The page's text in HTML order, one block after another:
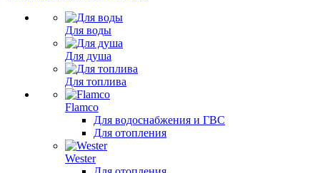
Для воды
Для душа
Для топлива
Flamco
Для водоснабжения и ГВС
Для отопления
Wester